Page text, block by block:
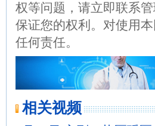
权等问题，请立即联系
保证您的权利。对使用
任何责任。
相关视频